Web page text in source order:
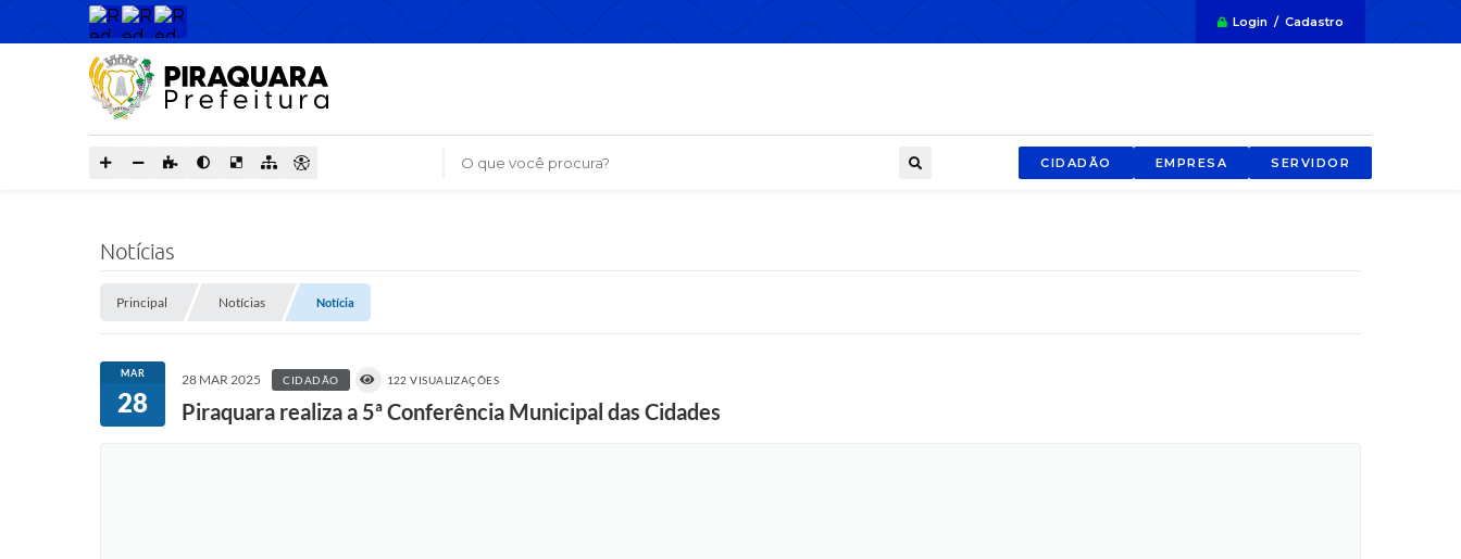
Login / Cadastro
O que você procura? CIDADÃO EMPRESA SERVIDOR
Notícias
Principal Notícias Notícia
MAR
28
28 MAR 2025 CIDADÃO 122 VISUALIZAÇÕES
Piraquara realiza a 5ª Conferência Municipal das Cidades